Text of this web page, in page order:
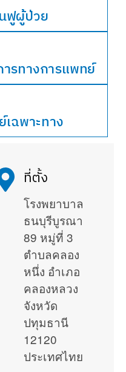
ฟูผู้ป่วย
รทางการแพทย์
ฉพาะทาง
ที่ตั้ง
โรงพยาบาล
ธนบุรีบูรณา
89 หมู่ที่ 3
ตำบลคลอง
หนึ่ง อำเภอ
คลองหลวง
จังหวัด
ปทุมธานี
12120
ประเทศไทย